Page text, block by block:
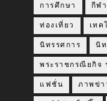
การศึกษา กีฬา
ท่องเที่ยว เทค
นิทรรศการ นิ
พระราชกรณียกิจ
แฟชั่น ภาพข่า